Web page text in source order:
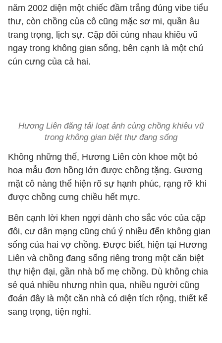
năm 2002 diện một chiếc đầm trắng đúng vibe tiểu
thư, còn chồng của cô cũng mặc sơ mi, quần âu
trang trọng, lịch sự. Cặp đôi cùng nhau khiêu vũ
ngay trong không gian sống, bên cạnh là một chú
cún cưng của cả hai.
Hương Liên đăng tải loạt ảnh cùng chồng khiêu vũ
trong không gian biệt thự đang sống
Không những thế, Hương Liên còn khoe một bó
hoa mẫu đơn hồng lớn được chồng tặng. Gương
mặt cô nàng thể hiện rõ sự hạnh phúc, rạng rỡ khi
được chồng cưng chiều hết mực.
Bên cạnh lời khen ngợi dành cho sắc vóc của cặp
đôi, cư dân mạng cũng chú ý nhiều đến không gian
sống của hai vợ chồng. Được biết, hiện tại Hương
Liên và chồng đang sống riêng trong một căn biệt
thự hiện đại, gần nhà bố mẹ chồng. Dù không chia
sẻ quá nhiều nhưng nhìn qua, nhiều người cũng
đoán đây là một căn nhà có diện tích rộng, thiết kế
sang trọng, tiện nghi.